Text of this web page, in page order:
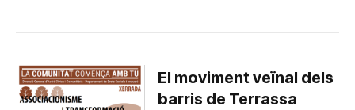
El moviment veïnal dels
barris de Terrassa